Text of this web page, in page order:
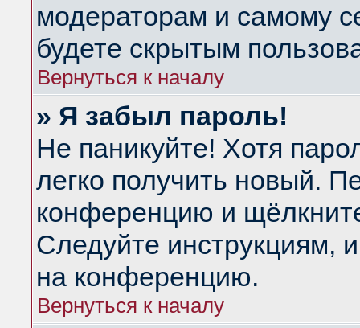
модераторам и самому
будете скрытым
Вернуться к началу
» Я забыл пароль!
Не паникуйте! Хотя
легко получить новый.
конференцию и
Следуйте инструкциям,
на конференцию.
Вернуться к началу